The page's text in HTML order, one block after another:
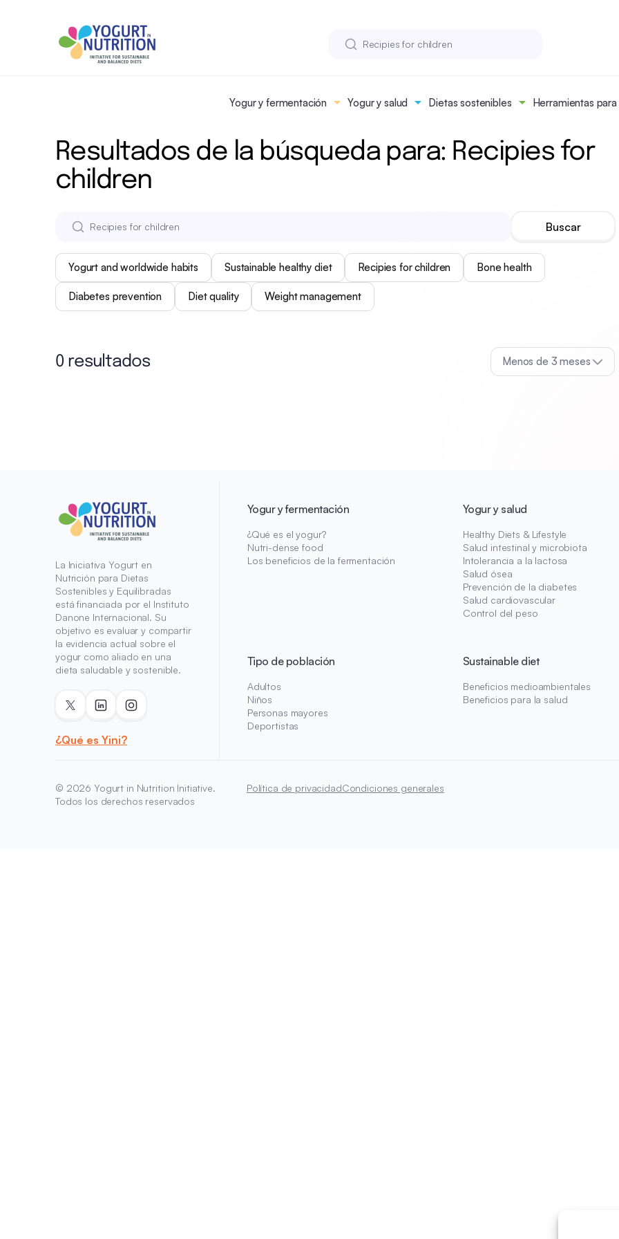
Yogur y fermentación Yogur y salud Dietas sostenibles Herramientas
Resultados de la búsqueda para: Recipies for
children
Yogurt and worldwide habits Sustainable healthy diet Recipies for children Bone health
Diabetes prevention Diet quality Weight management
0 resultados Menos de 3 meses
Yogur y fermentación
¿Qué es el yogur?
Nutri-dense food
Los beneficios de la fermentación
Yogur y salud
Healthy Diets & Lifestyle
Salud intestinal y microbiota
Intolerancia a la lactosa
Salud ósea
Prevención de la diabetes
Salud cardiovascular
Control del peso
Tipo de población
Adultos
Niños
Personas mayores
Deportistas
Sustainable diet
Beneficios medioambientales
Beneficios para la salud
Política de privacidadCondiciones generales
¿Qué es Yini?
La Iniciativa Yogurt en
Nutrición para Dietas
Sostenibles y Equilibradas
está financiada por el Instituto
Danone Internacional. Su
objetivo es evaluar y compartir
la evidencia actual sobre el
yogur como aliado en una
dieta saludable y sostenible.
© 2026 Yogurt in Nutrition Initiative.
Todos los derechos reservados